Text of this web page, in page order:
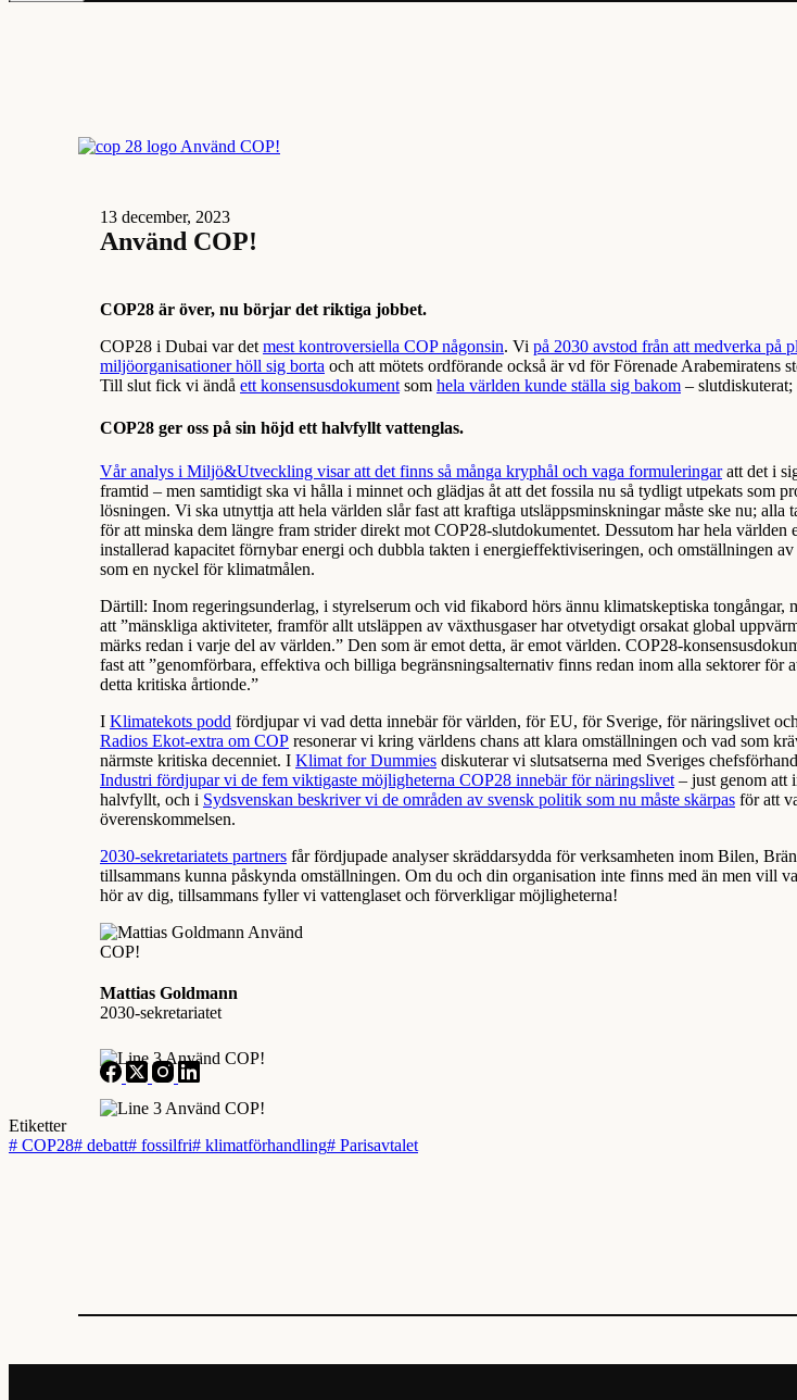
13 december, 2023
Använd COP!
COP28 är över, nu börjar det riktiga jobbet.
COP28 i Dubai var det mest kontroversiella COP någonsin. Vi på 2030 avstod från att medverka på
miljöorganisationer höll sig borta och att mötets ordförande också är vd för Förenade Arabemiratens
Till slut fick vi ändå ett konsensusdokument som hela världen kunde ställa sig bakom –
COP28 ger oss på sin höjd ett halvfyllt vattenglas.
Vår analys i Miljö&Utveckling visar att det finns så många kryphål och vaga formuleringaratt det i
framtid – men samtidigt ska vi hålla i minnet och glädjas åt att det fossila nu så tydligt utpekats som
lösningen. Vi ska utnyttja att hela världen slår fast att kraftiga utsläppsminskningar måste ske nu; alla
för att minska dem längre fram strider direkt mot COP28-slutdokumentet. Dessutom har hela världen
installerad kapacitet förnybar energi och dubbla takten i energieffektiviseringen, och omställningen
som en nyckel för klimatmålen.
Därtill: Inom regeringsunderlag, i styrelserum och vid fikabord hörs ännu klimatskeptiska tongångar,
att ”mänskliga aktiviteter, framför allt utsläppen av växthusgaser har otvetydigt orsakat global
märks redan i varje del av världen.” Den som är emot detta, är emot världen. COP28-
fast att ”genomförbara, effektiva och billiga begränsningsalternativ finns redan inom alla sektorer för
detta kritiska årtionde.”
I Klimatekots podd fördjupar vi vad detta innebär för världen, för EU, för Sverige, för näringslivet
Radios Ekot-extra om COP resonerar vi kring världens chans att klara omställningen och vad som
närmste kritiska decenniet. I Klimat for Dummies diskuterar vi slutsatserna med Sveriges
Industri fördjupar vi de fem viktigaste möjligheterna COP28 innebär för näringslivet – just genom att
halvfyllt, och i Sydsvenskan beskriver vi de områden av svensk politik som nu måste skärpas för att
överenskommelsen.
2030-sekretariatets partners får fördjupade analyser skräddarsydda för verksamheten inom Bilen,
tillsammans kunna påskynda omställningen. Om du och din organisation inte finns med än men vill
hör av dig, tillsammans fyller vi vattenglaset och förverkligar möjligheterna!
Mattias Goldmann
2030-sekretariatet
Etiketter
# COP28# debatt# fossilfri# klimatförhandling# Parisavtalet